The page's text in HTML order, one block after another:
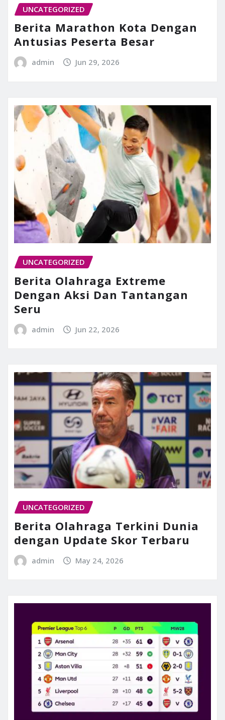
UNCATEGORIZED
Berita Marathon Kota Dengan
Antusias Peserta Besar
admin Jun 29, 2026
UNCATEGORIZED
Berita Olahraga Extreme
Dengan Aksi Dan Tantangan
Seru
admin Jun 22, 2026
UNCATEGORIZED
Berita Olahraga Terkini Dunia
dengan Update Skor Terbaru
admin May 24, 2026